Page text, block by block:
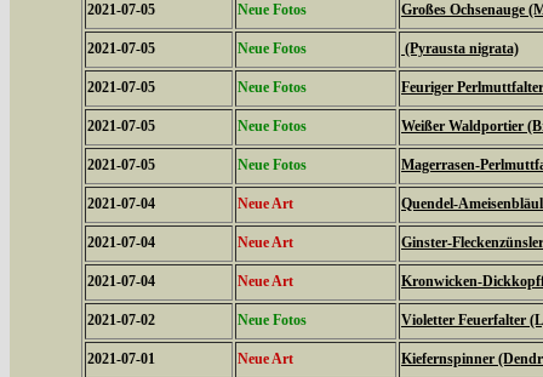
2021-07-05 Neue Fotos Großes Ochsenauge
2021-07-05 Neue Fotos (Pyrausta nigrata)
2021-07-05 Neue Fotos Feuriger
2021-07-05 Neue Fotos Weißer Waldportier
2021-07-05 Neue Fotos Magerrasen-
2021-07-04 Neue Art Quendel-
2021-07-04 Neue Art Ginster-
2021-07-04 Neue Art Kronwicken-
2021-07-02 Neue Fotos Violetter Feuerfalter
2021-07-01 Neue Art Kiefernspinner